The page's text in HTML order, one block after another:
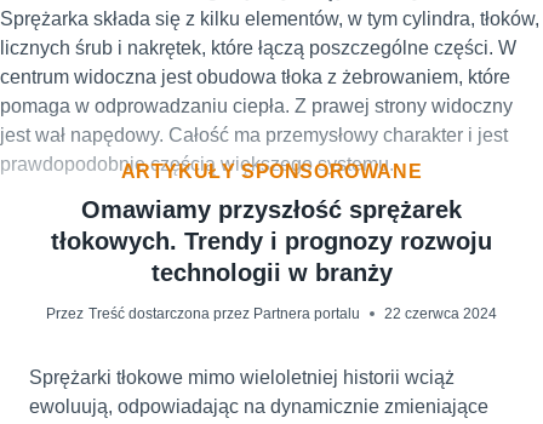
ARTYKUŁY SPONSOROWANE
Omawiamy przyszłość sprężarek
tłokowych. Trendy i prognozy rozwoju
technologii w branży
Przez Treść dostarczona przez Partnera portalu 22 czerwca 2024
Sprężarki tłokowe mimo wieloletniej historii wciąż
ewoluują, odpowiadając na dynamicznie zmieniające